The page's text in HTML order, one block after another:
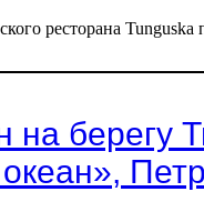
ресторана Tunguska
берегу